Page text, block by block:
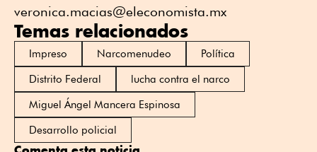
veronica.macias@eleconomista.mx
Temas relacionados
Impreso Narcomenudeo
Política
Distrito Federal
lucha contra el narco
Miguel Ángel Mancera Espinosa
Desarrollo policial